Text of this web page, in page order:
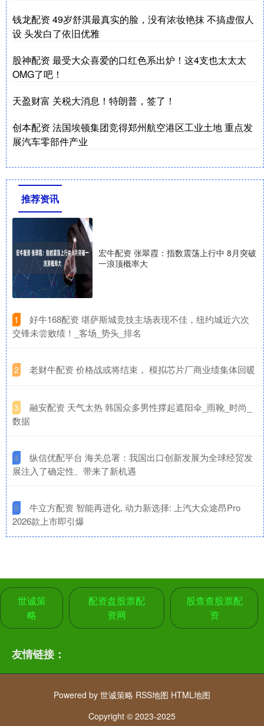
钱龙配资 49岁舒淇最真实的脸，没有浓妆艳抹 不搞虚假人
设 头发白了依旧优雅
股神配资 最受大众喜爱的口红色系出炉！这4支也太太太
OMG了吧！
天盈财富 关税大消息！特朗普，签了！
创本配资 法国埃顿集团竞得郑州航空港区工业土地 重点发
展汽车零部件产业
推荐资讯
宏牛配资 张翠霞：指数震荡上行中 8月突破
一浪顶概率大
1
​好牛168配资 堪萨斯城竞技主场表现不佳，纽约城近六次
交锋未尝败绩！_客场_势头_排名
2 ​老财牛配资 价格战或将结束， 模拟芯片厂商业绩集体回暖
3
​融安配资 天气太热 韩国众多男性撑起遮阳伞_雨靴_时尚_
数据
4
​纵信优配平台 海关总署：我国出口创新发展为全球经贸发
展注入了确定性、带来了新机遇
5
​牛立方配资 智能再进化, 动力新选择: 上汽大众途昂Pro
2026款上市即引爆
世诚策
略
配资盘股票配
资网
股查查股票配
资
友情链接：
Powered by 世诚策略 RSS地图 HTML地图
Copyright © 2023-2025